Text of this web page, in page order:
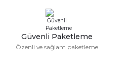
Güvenli Paketleme
Özenli ve sağlam paketleme